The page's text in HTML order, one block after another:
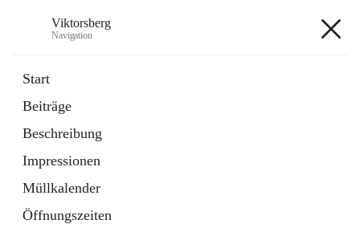
Viktorsberg
Navigation
Start
Beiträge
Beschreibung
Impressionen
Müllkalender
Öffnungszeiten
1 Schnellzugriff
Bürgerservice
10 Schnellzugriffe